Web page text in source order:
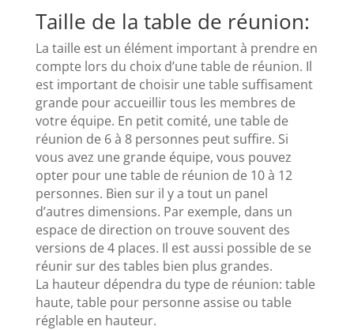
Taille de la table de réunion:
La taille est un élément important à prendre en
compte lors du choix d’une table de réunion. Il
est important de choisir une table suffisament
grande pour accueillir tous les membres de
votre équipe. En petit comité, une table de
réunion de 6 à 8 personnes peut suffire. Si
vous avez une grande équipe, vous pouvez
opter pour une table de réunion de 10 à 12
personnes. Bien sur il y a tout un panel
d’autres dimensions. Par exemple, dans un
espace de direction on trouve souvent des
versions de 4 places. Il est aussi possible de se
réunir sur des tables bien plus grandes.
La hauteur dépendra du type de réunion: table
haute, table pour personne assise ou table
réglable en hauteur.